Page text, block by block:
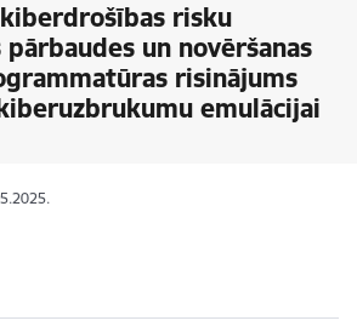
risku
un novēršanas
risinājums
emulācijai